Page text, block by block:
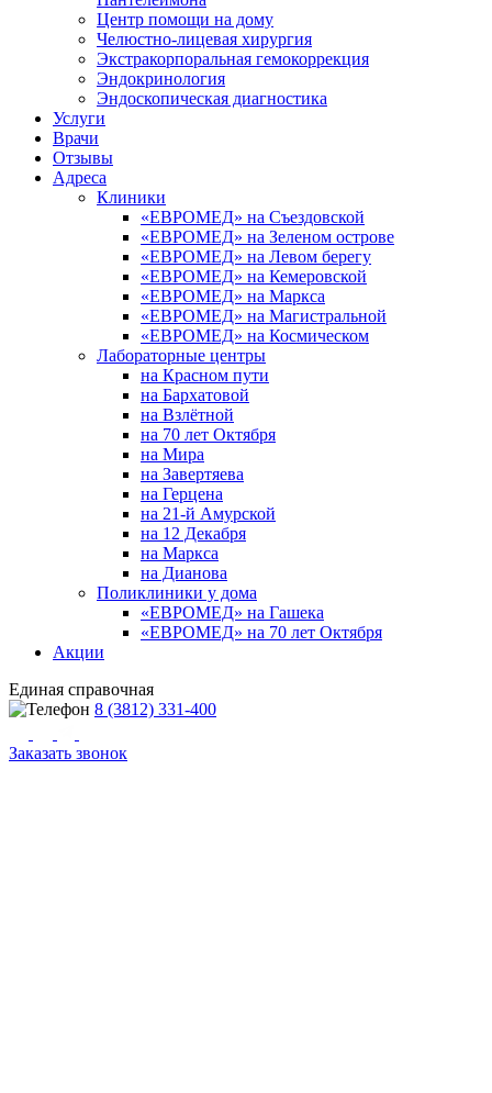
Центр помощи на дому
Челюстно-лицевая хирургия
Экстракорпоральная гемокоррекция
Эндокринология
Эндоскопическая диагностика
Услуги
Врачи
Отзывы
Адреса
Клиники
«ЕВРОМЕД» на Съездовской
«ЕВРОМЕД» на Зеленом острове
«ЕВРОМЕД» на Левом берегу
«ЕВРОМЕД» на Кемеровской
«ЕВРОМЕД» на Маркса
«ЕВРОМЕД» на Магистральной
«ЕВРОМЕД» на Космическом
Лабораторные центры
на Красном пути
на Бархатовой
на Взлётной
на 70 лет Октября
на Мира
на Завертяева
на Герцена
на 21-й Амурской
на 12 Декабря
на Маркса
на Дианова
Поликлиники у дома
«ЕВРОМЕД» на Гашека
«ЕВРОМЕД» на 70 лет Октября
Акции
Единая справочная
8 (3812) 331-400
Заказать звонок